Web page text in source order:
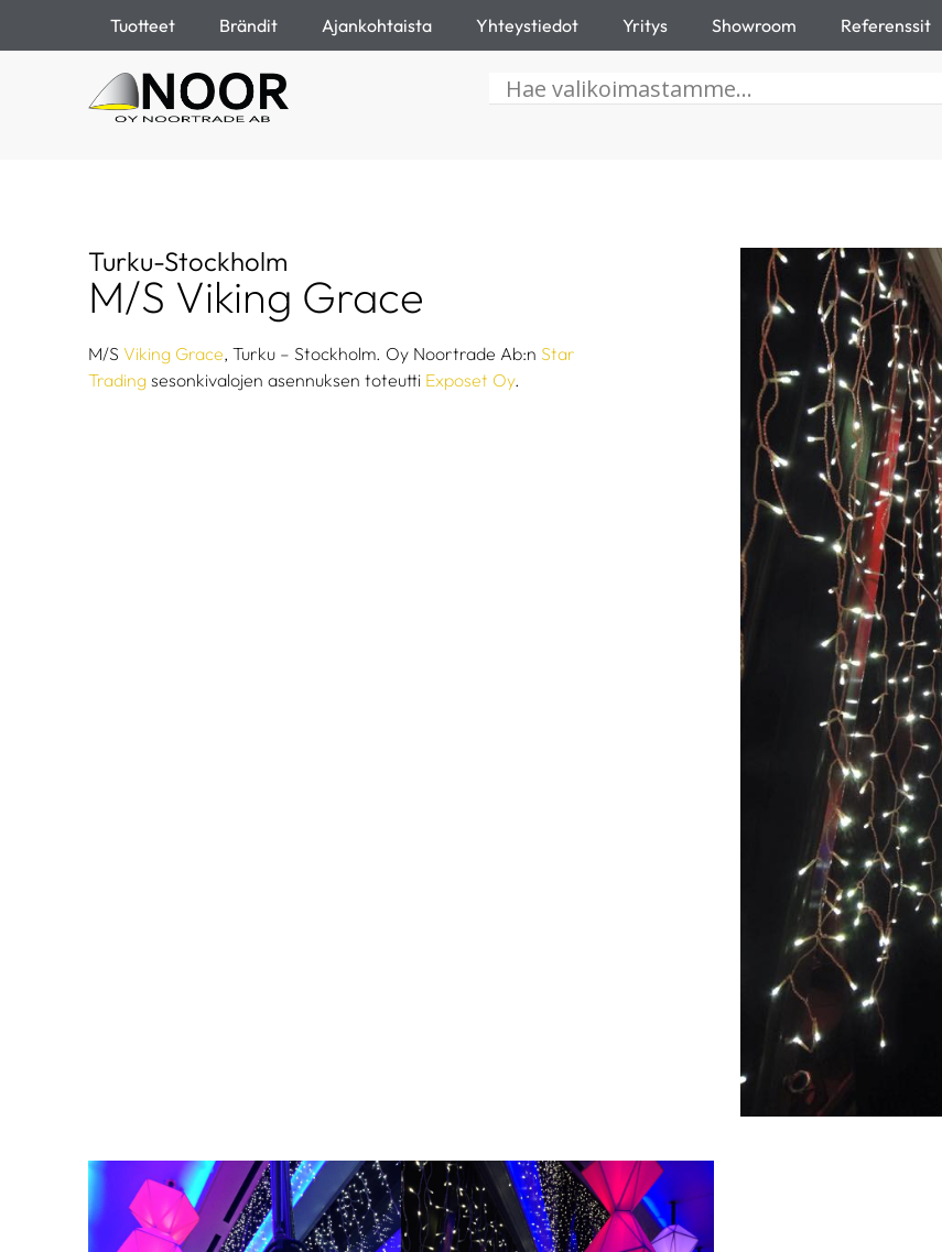
Tuotteet Brändit Ajankohtaista Yhteystiedot Yritys Showroom Referenssit
Turku-Stockholm
M/S Viking Grace
M/S Viking Grace, Turku – Stockholm. Oy Noortrade Ab:n Star
Trading sesonkivalojen asennuksen toteutti Exposet Oy.